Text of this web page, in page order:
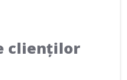
clienților